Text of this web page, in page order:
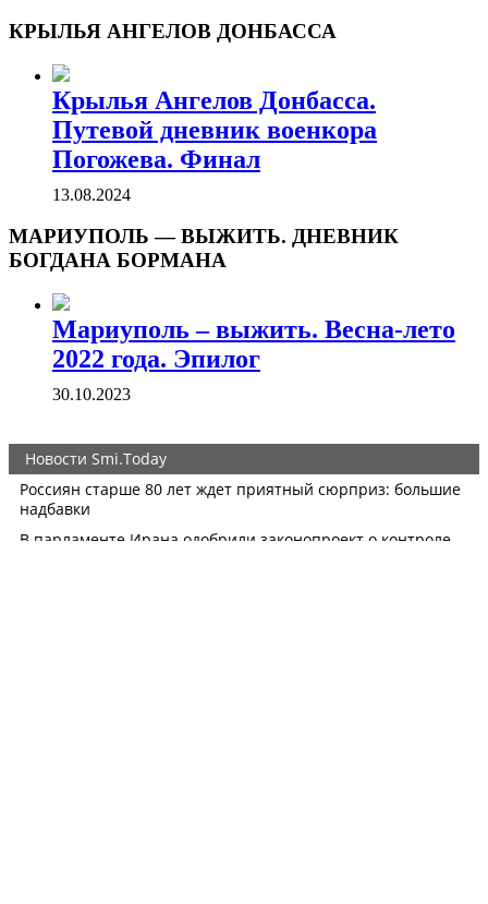
КРЫЛЬЯ АНГЕЛОВ ДОНБАССА
Крылья Ангелов Донбасса.
Путевой дневник военкора
Погожева. Финал
13.08.2024
МАРИУПОЛЬ — ВЫЖИТЬ. ДНЕВНИК
БОГДАНА БОРМАНА
Мариуполь – выжить. Весна-лето
2022 года. Эпилог
30.10.2023